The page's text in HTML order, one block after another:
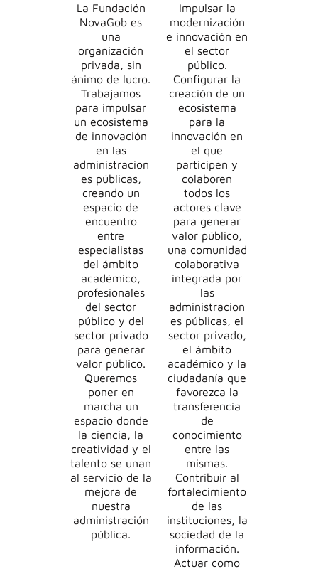
La Fundación
NovaGob es
una
organización
privada, sin
ánimo de lucro.
Trabajamos
para impulsar
un ecosistema
de innovación
en las
administracion
es públicas,
creando un
espacio de
encuentro
entre
especialistas
del ámbito
académico,
profesionales
del sector
público y del
sector privado
para generar
valor público.
Queremos
poner en
marcha un
espacio donde
la ciencia, la
creatividad y el
talento se unan
al servicio de la
mejora de
nuestra
administración
pública.
Impulsar la
modernización
e innovación en
el sector
público.
Configurar la
creación de un
ecosistema
para la
innovación en
el que
participen y
colaboren
todos los
actores clave
para generar
valor público,
una comunidad
colaborativa
integrada por
las
administracion
es públicas, el
sector privado,
el ámbito
académico y la
ciudadanía que
favorezca la
transferencia
de
conocimiento
entre las
mismas.
Contribuir al
fortalecimiento
de las
instituciones, la
sociedad de la
información.
Actuar como